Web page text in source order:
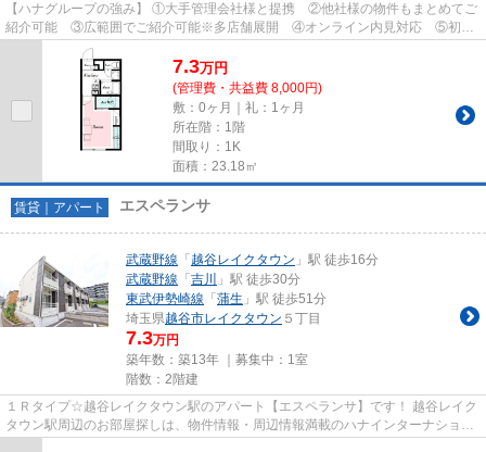
【ハナグループの強み】 ①大手管理会社様と提携 ②他社様の物件もまとめてご
紹介可能 ③広範囲でご紹介可能※多店舗展開 ④オンライン内見対応 ⑤初期
費用クレジット決済対応 【お部屋...
7.3万円
(管理費・共益費 8,000円)
敷：0ヶ月｜礼：1ヶ月
所在階：1階
間取り：1K
面積：23.18㎡
賃貸｜アパート エスペランサ
武蔵野線 「 越谷レイクタウン 」駅 徒歩16分
武蔵野線 「 吉川
」駅 徒歩30分
東武伊勢崎線 「 蒲生 」駅 徒歩51分
埼玉県越谷市レイクタウン ５丁目
7.3万円
築年数：築13年 ｜募集中： 1室
階数：2階建
１Ｒタイプ☆越谷レイクタウン駅のアパート【エスペランサ】です！ 越谷レイク
タウン駅周辺のお部屋探しは、物件情報・周辺情報満載のハナインターナショナ